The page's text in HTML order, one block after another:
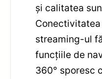
și calitatea
streaming-ul
funcțiile de
360° sporesc